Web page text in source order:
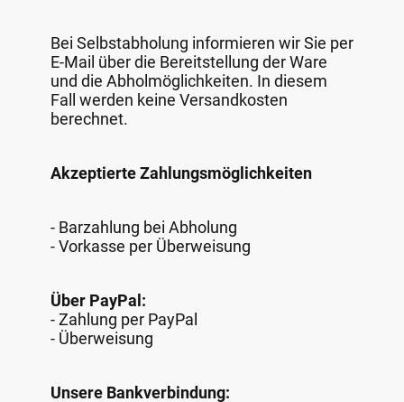
Bei Selbstabholung informieren wir Sie per
E-Mail über die Bereitstellung der Ware
und die Abholmöglichkeiten. In diesem
Fall werden keine Versandkosten
berechnet.
Akzeptierte Zahlungsmöglichkeiten
- Barzahlung bei Abholung
- Vorkasse per Überweisung
Über PayPal:
- Zahlung per PayPal
- Überweisung
Unsere Bankverbindung: